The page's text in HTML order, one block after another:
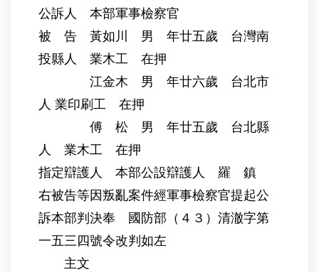
公訴人 本部軍事檢察官
被 告 黃如川 男 年廿五歲 台灣南
投縣人 業木工 在押
江金木 男 年廿六歲 台北市
人 業印刷工 在押
傅 松 男 年廿五歲 台北縣
人 業木工 在押
指定辯護人 本部公設辯護人 羅 鎮
右被告等因叛亂案件經軍事檢察官提起公
訴本部判決奉 國防部（４３）清澈字第
一五三四號令改判如左
主文